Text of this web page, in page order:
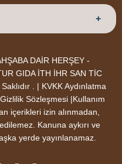
HAKKIMIZDA
355 Döşemealtı Antalya
- 18:00
10:00 - 15:00
DAİR HERŞEY -
GIDA İTH İHR SAN TİC
. | KVKK Aydınlatma
Sözleşmesi |Kullanım
içerikleri izin alınmadan,
Kanuna aykırı ve
yerde yayınlanamaz.